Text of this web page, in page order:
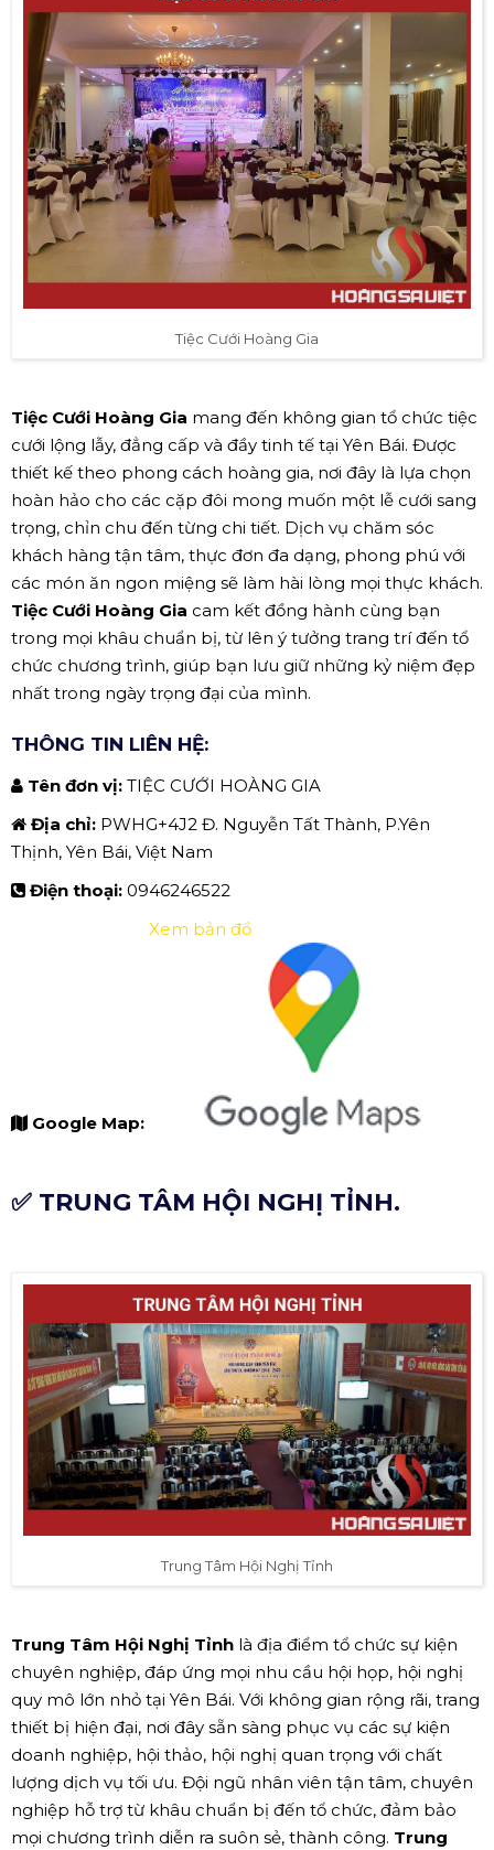
Tiệc Cưới Hoàng Gia
Tiệc Cưới Hoàng Gia mang đến không gian tổ chức tiệc
cưới lộng lẫy, đẳng cấp và đầy tinh tế tại Yên Bái. Được
thiết kế theo phong cách hoàng gia, nơi đây là lựa chọn
hoàn hảo cho các cặp đôi mong muốn một lễ cưới sang
trọng, chỉn chu đến từng chi tiết. Dịch vụ chăm sóc
khách hàng tận tâm, thực đơn đa dạng, phong phú với
các món ăn ngon miệng sẽ làm hài lòng mọi thực khách.
Tiệc Cưới Hoàng Gia cam kết đồng hành cùng bạn
trong mọi khâu chuẩn bị, từ lên ý tưởng trang trí đến tổ
chức chương trình, giúp bạn lưu giữ những kỷ niệm đẹp
nhất trong ngày trọng đại của mình.
THÔNG TIN LIÊN HỆ:
Tên đơn vị: TIỆC CƯỚI HOÀNG GIA
Địa chỉ: PWHG+4J2 Đ. Nguyễn Tất Thành, P.Yên
Thịnh, Yên Bái, Việt Nam
Điện thoại: 0946246522
Google Map:
Xem bản đồ
✅ TRUNG TÂM HỘI NGHỊ TỈNH.
Trung Tâm Hội Nghị Tỉnh
Trung Tâm Hội Nghị Tỉnh là địa điểm tổ chức sự kiện
chuyên nghiệp, đáp ứng mọi nhu cầu hội họp, hội nghị
quy mô lớn nhỏ tại Yên Bái. Với không gian rộng rãi, trang
thiết bị hiện đại, nơi đây sẵn sàng phục vụ các sự kiện
doanh nghiệp, hội thảo, hội nghị quan trọng với chất
lượng dịch vụ tối ưu. Đội ngũ nhân viên tận tâm, chuyên
nghiệp hỗ trợ từ khâu chuẩn bị đến tổ chức, đảm bảo
mọi chương trình diễn ra suôn sẻ, thành công. Trung